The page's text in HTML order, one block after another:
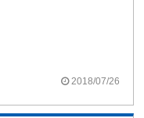
2018/07/26